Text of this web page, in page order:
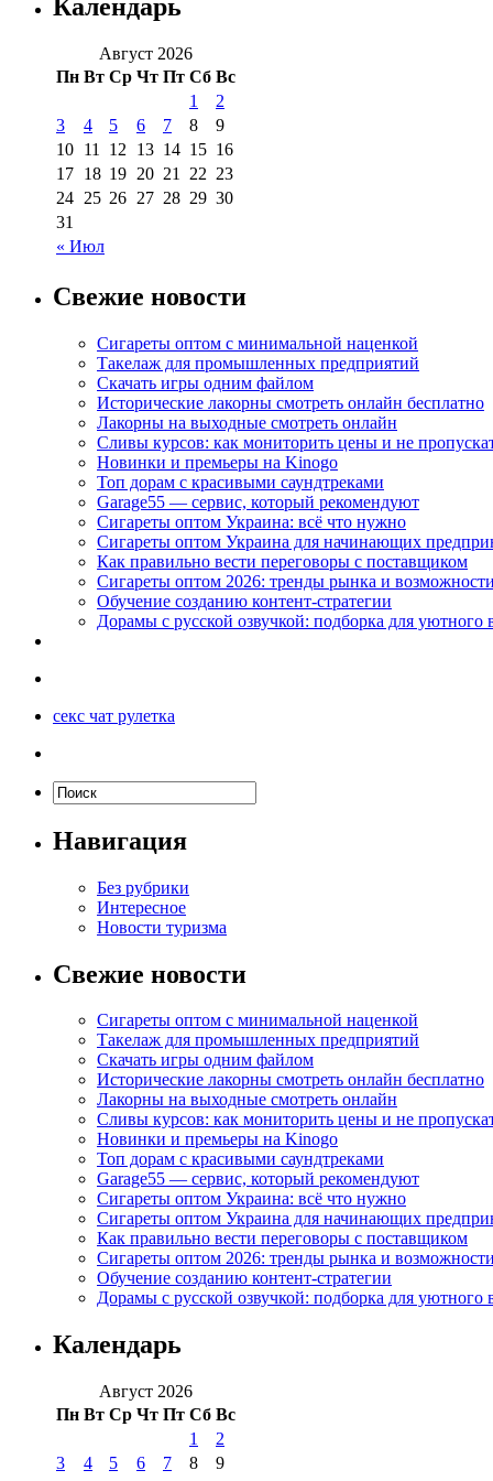
Календарь
Август 2026
Пн Вт Ср Чт Пт Сб Вс
« Июл
1
2
3
4 5 6 7 8
9
10 11 12 13 14 15 16
17 18 19 20 21 22 23
24 25 26 27 28 29 30
31
Свежие новости
Сигареты оптом с минимальной наценкой
Такелаж для промышленных предприятий
Скачать игры одним файлом
Исторические лакорны смотреть онлайн бесплатно
Лакорны на выходные смотреть онлайн
Сливы курсов: как мониторить цены и не
Новинки и премьеры на Kinogo
Топ дорам с красивыми саундтреками
Garage55 — сервис, который рекомендуют
Сигареты оптом Украина: всё что нужно
Сигареты оптом Украина для начинающих
Как правильно вести переговоры с поставщиком
Сигареты оптом 2026: тренды рынка и возможности
Обучение созданию контент-стратегии
Дорамы с русской озвучкой: подборка для уютного
секс чат рулетка
Навигация
Без рубрики
Интересное
Новости туризма
Свежие новости
Сигареты оптом с минимальной наценкой
Такелаж для промышленных предприятий
Скачать игры одним файлом
Исторические лакорны смотреть онлайн бесплатно
Лакорны на выходные смотреть онлайн
Сливы курсов: как мониторить цены и не
Новинки и премьеры на Kinogo
Топ дорам с красивыми саундтреками
Garage55 — сервис, который рекомендуют
Сигареты оптом Украина: всё что нужно
Сигареты оптом Украина для начинающих
Как правильно вести переговоры с поставщиком
Сигареты оптом 2026: тренды рынка и возможности
Обучение созданию контент-стратегии
Дорамы с русской озвучкой: подборка для уютного
Календарь
Август 2026
Пн Вт Ср Чт Пт Сб Вс
1
2
3
4 5 6 7 8
9